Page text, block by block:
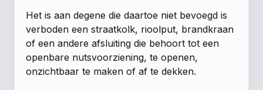
Het is aan degene die daartoe niet bevoegd is
verboden een straatkolk, rioolput, brandkraan
of een andere afsluiting die behoort tot een
openbare nutsvoorziening, te openen,
onzichtbaar te maken of af te dekken.